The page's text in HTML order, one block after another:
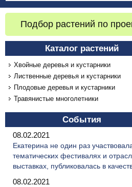
Подбор растений по
Каталог растений
Хвойные деревья и кустарники
Лиственные деревья и кустарники
Плодовые деревья и кустарники
Травянистые многолетники
События
08.02.2021
Екатерина не один раз
тематических фестивалях и
выставках, публиковалась в
08.02.2021